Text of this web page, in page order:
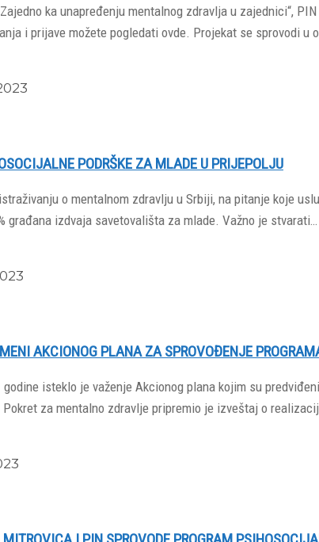
ka unapređenju mentalnog zdravlja u zajednici“,
i prijave možete pogledati ovde. Projekat se sprovodi u
PODRŠKE ZA MLADE U PRIJEPOLJU
o mentalnom zdravlju u Srbiji, na pitanje koje
građana izdvaja savetovališta za mlade. Važno je stvarati…
AKCIONOG PLANA ZA SPROVOĐENJE
godine isteklo je važenje Akcionog plana kojim su
za mentalno zdravlje pripremio je izveštaj o